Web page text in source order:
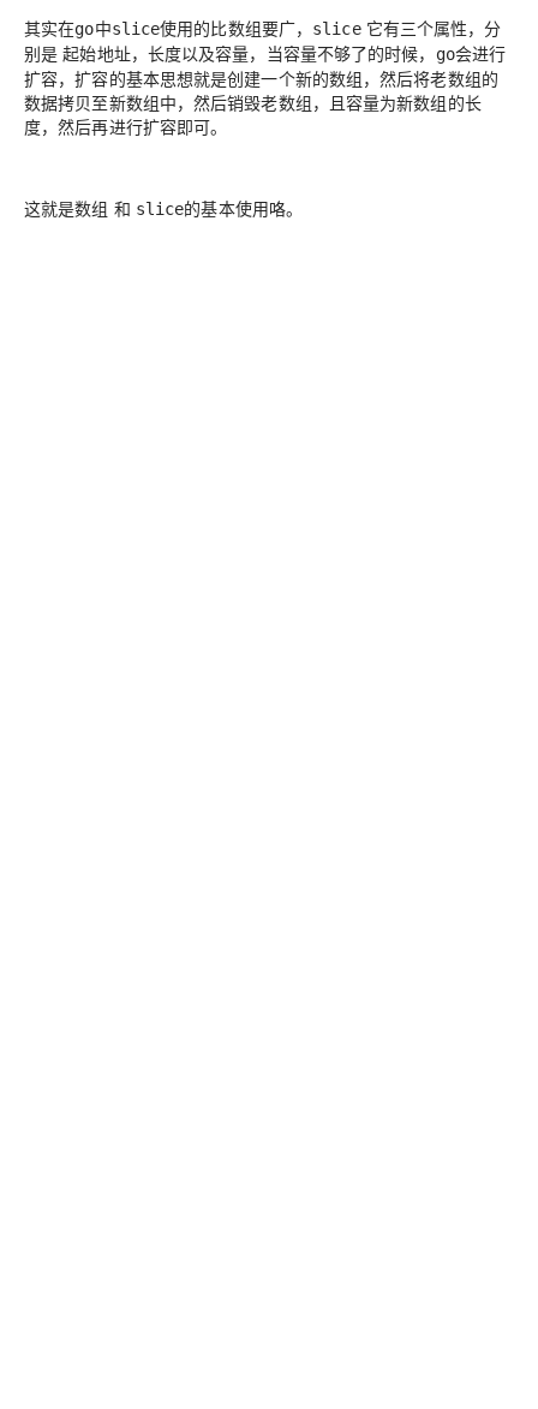
其实在go中slice使用的比数组要广， slice它有三个属性，分
别是 起始地址，长度以及容量，当容量不够了的时候，
go会进行
扩容，扩容的基本思想就是创建一个新的数组，然后将老数组的
数据拷贝至新数组中，然后销毁老数组，且容量为新数组的长
度，然后再进行扩容即可。
这就是数组 和 slice的基本使用咯。